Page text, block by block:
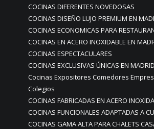
COCINAS DIFERENTES NOVEDOSAS
COCINAS DISEÑO LUJO PREMIUM EN
COCINAS ECONOMICAS PARA
COCINAS EN ACERO INOXIDABLE EN
COCINAS ESPECTACULARES
COCINAS EXCLUSIVAS ÚNICAS EN MADRID
Cocinas Expositores Comedores
Colegios
COCINAS FABRICADAS EN ACERO
COCINAS FUNCIONALES ADAPTADAS A
COCINAS GAMA ALTA PARA CHALETS